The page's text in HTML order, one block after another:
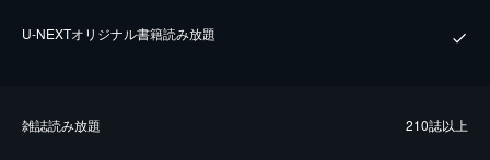
U-NEXTオリジナル書籍読み放題
雑誌読み放題 210誌以上